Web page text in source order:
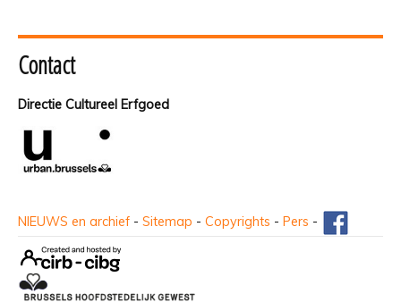
Contact
Directie Cultureel Erfgoed
NIEUWS en archief - Sitemap - Copyrights - Pers -